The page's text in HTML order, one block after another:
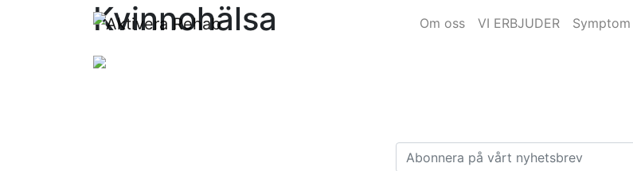
Om oss VI ERBJUDER Symptom
Kvinnohälsa